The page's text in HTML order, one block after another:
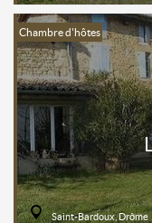
Chambre d'hôtes
Saint-Bardoux, Drôme